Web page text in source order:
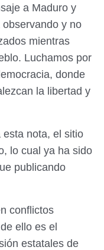
a Maduro y
y no
mientras
Luchamos por
donde
la libertad y
nota, el sitio
lo cual ya ha sido
publicando
conflictos
ello es el
estatales de